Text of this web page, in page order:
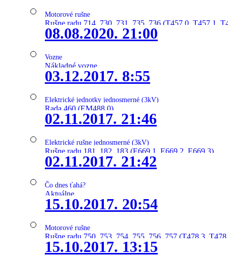
Motorové rušne
Rušne radu 714, 730, 731, 735, 736 (T457.0, T457.1,
08.08.2020. 21:00
Vozne
Nákladné vozne
03.12.2017. 8:55
Elektrické jednotky jednosmerné (3kV)
Rada 460 (EM488.0)
02.11.2017. 21:46
Elektrické rušne jednosmerné (3kV)
Rušne radu 181, 182, 183 (E669.1, E669.2, E669.3)
02.11.2017. 21:42
Čo dnes ťahá?
Aktuálne
15.10.2017. 20:54
Motorové rušne
Rušne radu 750, 753, 754, 755, 756, 757 (T478.3,
15.10.2017. 13:15